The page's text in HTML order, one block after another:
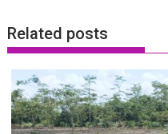
Related posts